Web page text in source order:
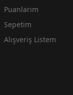
Puanlarım
Sepetim
Alışveriş Listem